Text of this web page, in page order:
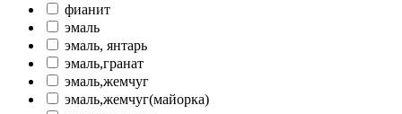
фианит
эмаль
эмаль, янтарь
эмаль,гранат
эмаль,жемчуг
эмаль,жемчуг(майорка)